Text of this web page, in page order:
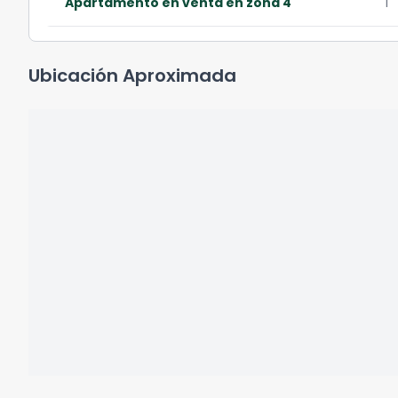
Ubicación Aproximada